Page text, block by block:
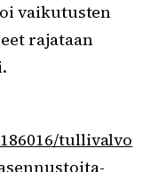
vaikutusten
rajataan
tullivalvo